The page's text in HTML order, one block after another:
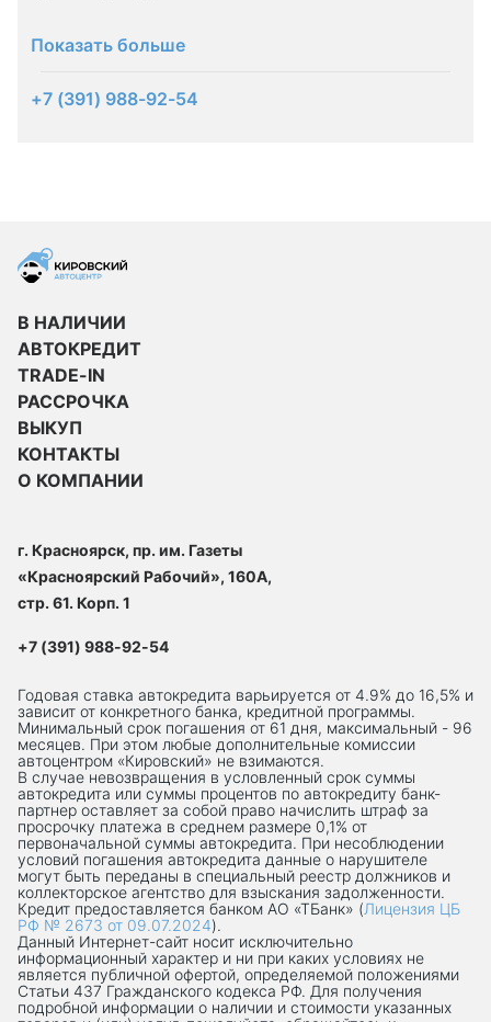
Показать больше
+7 (391) 988-92-54
В НАЛИЧИИ
АВТОКРЕДИТ
TRADE-IN
РАССРОЧКА
ВЫКУП
КОНТАКТЫ
О КОМПАНИИ
г. Красноярск, пр. им. Газеты
«Красноярский Рабочий», 160А,
стр. 61. Корп. 1
+7 (391) 988-92-54
Годовая ставка автокредита варьируется от 4.9% до 16,5% и
зависит от конкретного банка, кредитной программы.
Минимальный срок погашения от 61 дня, максимальный - 96
месяцев. При этом любые дополнительные комиссии
автоцентром «Кировский» не взимаются.
В случае невозвращения в условленный срок суммы
автокредита или суммы процентов по автокредиту банк-
партнер оставляет за собой право начислить штраф за
просрочку платежа в среднем размере 0,1% от
первоначальной суммы автокредита. При несоблюдении
условий погашения автокредита данные о нарушителе
могут быть переданы в специальный реестр должников и
коллекторское агентство для взыскания задолженности.
Кредит предоставляется банком АО «ТБанк» (Лицензия ЦБ
РФ № 2673 от 09.07.2024).
Данный Интернет-сaйт носит исключительно
информационный характер и ни при каких условиях не
является публичной офертой, определяемой положениями
Статьи 437 Гражданского кодекса РФ. Для получения
подробной информации о наличии и стоимости указанных